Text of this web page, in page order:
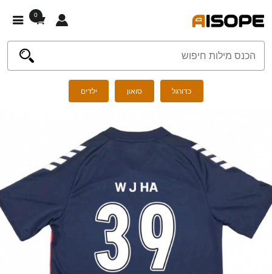
0
כדורגל סואון ילדים